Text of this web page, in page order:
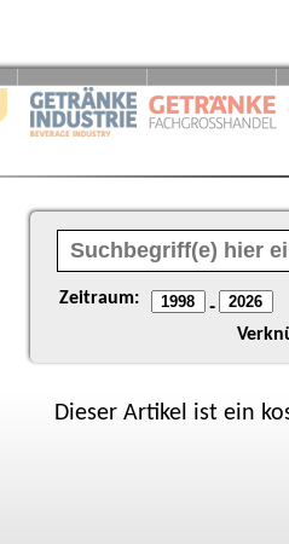
Zeitraum: -
Dieser Artikel ist ein